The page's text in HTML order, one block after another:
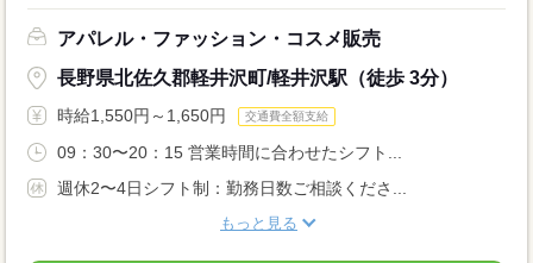
アパレル・ファッション・コスメ販売
長野県北佐久郡軽井沢町/軽井沢駅（徒歩 3分）
時給1,550円～1,650円 交通費全額支給
09：30〜20：15 営業時間に合わせたシフト...
週休2〜4日シフト制：勤務日数ご相談くださ...
もっと見る